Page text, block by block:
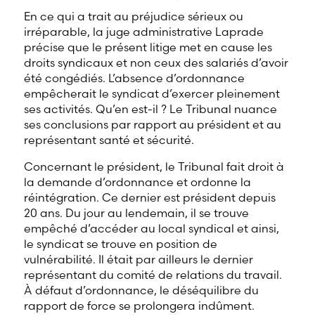
En ce qui a trait au préjudice sérieux ou
irréparable, la juge administrative Laprade
précise que le présent litige met en cause les
droits syndicaux et non ceux des salariés d’avoir
été congédiés. L’absence d’ordonnance
empêcherait le syndicat d’exercer pleinement
ses activités. Qu’en est-il ? Le Tribunal nuance
ses conclusions par rapport au président et au
représentant santé et sécurité.
Concernant le président, le Tribunal fait droit à
la demande d’ordonnance et ordonne la
réintégration. Ce dernier est président depuis
20 ans. Du jour au lendemain, il se trouve
empêché d’accéder au local syndical et ainsi,
le syndicat se trouve en position de
vulnérabilité. Il était par ailleurs le dernier
représentant du comité de relations du travail.
À défaut d’ordonnance, le déséquilibre du
rapport de force se prolongera indûment.